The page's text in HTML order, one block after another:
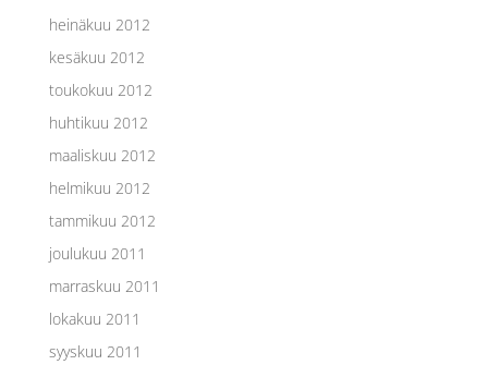
heinäkuu 2012
kesäkuu 2012
toukokuu 2012
huhtikuu 2012
maaliskuu 2012
helmikuu 2012
tammikuu 2012
joulukuu 2011
marraskuu 2011
lokakuu 2011
syyskuu 2011